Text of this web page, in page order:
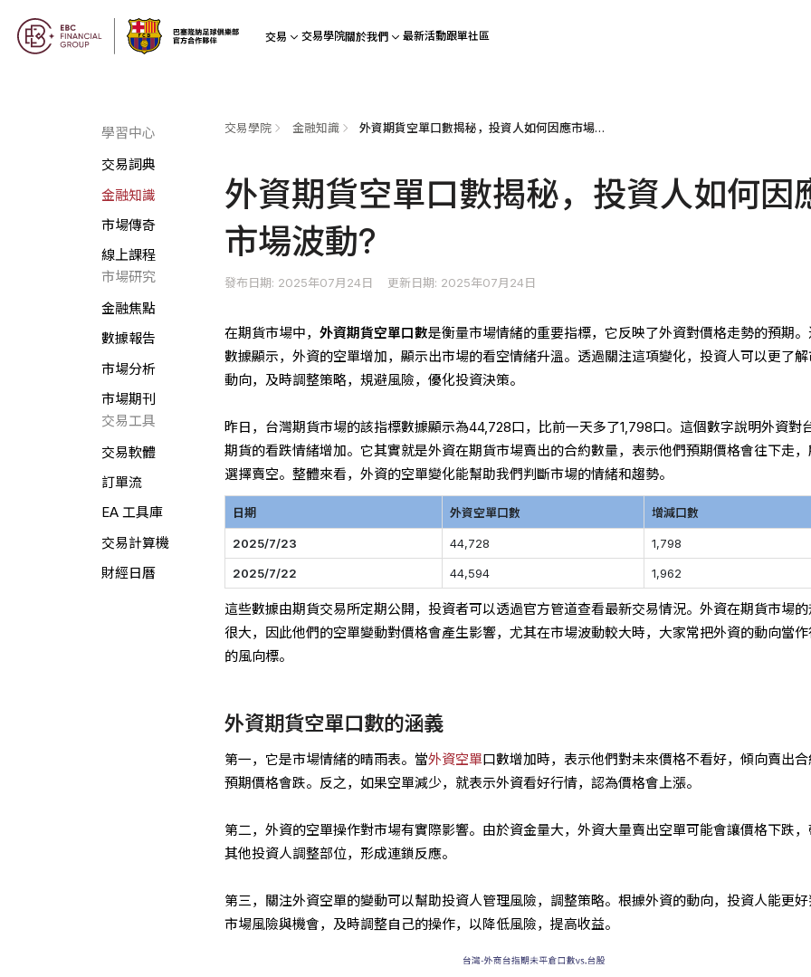
交易 交易學院關於我們 最新活動跟單社區
學習中心
交易詞典
金融知識
市場傳奇
線上課程
市場研究
金融焦點
數據報告
市場分析
市場期刊
交易工具
交易軟體
訂單流
EA 工具庫
交易計算機
財經日曆
交易學院 金融知識 外資期貨空單口數揭秘，投資人如何因應市場波動?
外資期貨空單口數揭秘，投資人如何因
市場波動?
發布日期: 2025年07月24日 更新日期: 2025年07月24日
在期貨市場中，外資期貨空單口數是衡量市場情緒的重要指標，它反映了外資對價格走勢的預期。
數據顯示，外資的空單增加，顯示出市場的看空情緒升溫。透過關注這項變化，投資人可以更了
動向，及時調整策略，規避風險，優化投資決策。
昨日，台灣期貨市場的該指標數據顯示為44,728口，比前一天多了1,798口。這個數字說明外資對
期貨的看跌情緒增加。它其實就是外資在期貨市場賣出的合約數量，表示他們預期價格會往下走，
選擇賣空。整體來看，外資的空單變化能幫助我們判斷市場的情緒和趨勢。
日期 外資空單口數 增減口數
2025/7/23 44,728 1,798
2025/7/22 44,594 1,962
這些數據由期貨交易所定期公開，投資者可以透過官方管道查看最新交易情況。外資在期貨市場的
很大，因此他們的空單變動對價格會產生影響，尤其在市場波動較大時，大家常把外資的動向當
的風向標。
外資期貨空單口數的涵義
第一，它是市場情緒的晴雨表。當外資空單 口數增加時，表示他們對未來價格不看好，傾向賣出合
預期價格會跌。反之，如果空單減少，就表示外資看好行情，認為價格會上漲。
第二，外資的空單操作對市場有實際影響。由於資金量大，外資大量賣出空單可能會讓價格下跌
其他投資人調整部位，形成連鎖反應。
第三，關注外資空單的變動可以幫助投資人管理風險，調整策略。根據外資的動向，投資人能更
市場風險與機會，及時調整自己的操作，以降低風險，提高收益。